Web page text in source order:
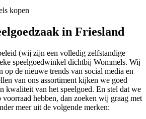
in Friesland
(wij zijn een volledig zelfstandige
speelgoedwinkel dichtbij Wommels. Wij
op de nieuwe trends van social media en
van ons assortiment kijken we goed
kwaliteit van het speelgoed. En stel dat we
hebben, dan zoeken wij graag met
meer uit de volgende merken: